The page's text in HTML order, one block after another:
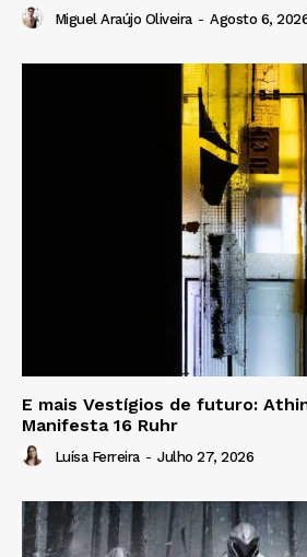
Miguel Araújo Oliveira - Agosto 6,
E mais Vestígios de futuro:
Manifesta 16 Ruhr
Luísa Ferreira - Julho 27, 2026